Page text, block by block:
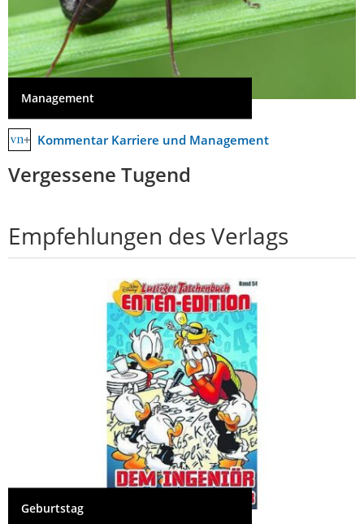
Management
Kommentar Karriere und Management
Vergessene Tugend
Empfehlungen des Verlags
Geburtstag